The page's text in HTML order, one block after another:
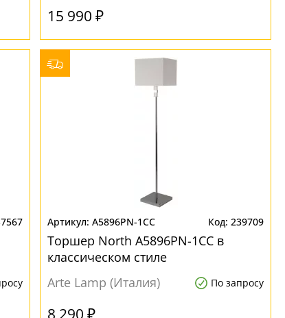
15 990 ₽
A5896PN-1CC 239709
Торшер North A5896PN-1CC в
классическом стиле
Arte Lamp (Италия)
По запросу
8 290 ₽